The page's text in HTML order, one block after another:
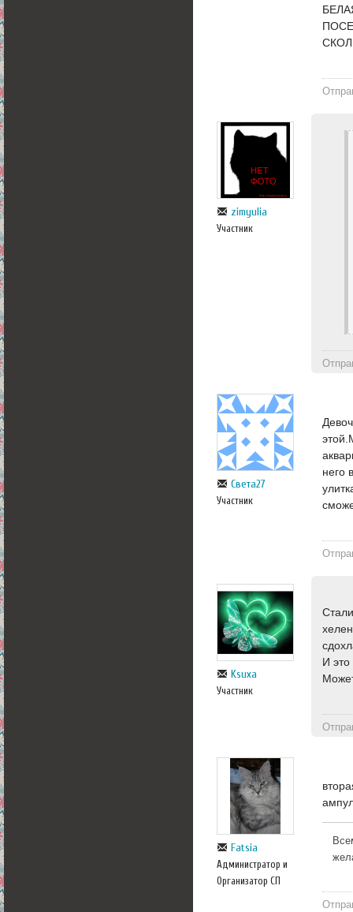
zimyulia
Участник
Света27
Участник
него
Ksuxa
Участник
И это
Fatsia
Администратор и
Организатор СП